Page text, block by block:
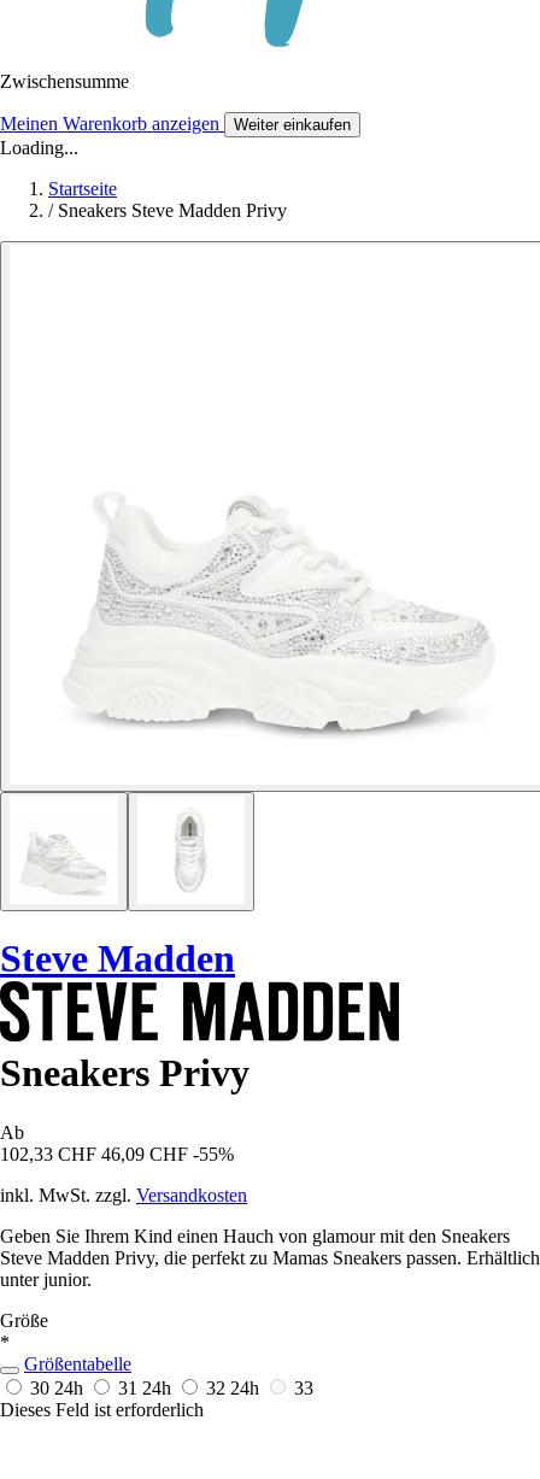
Zwischensumme
Meinen Warenkorb anzeigen Weiter einkaufen
Loading...
Startseite
/ Sneakers Steve Madden Privy
Steve Madden
Sneakers Privy
Ab
102,33 CHF 46,09 CHF -55%
inkl. MwSt. zzgl. Versandkosten
Geben Sie Ihrem Kind einen Hauch von glamour mit den Sneakers
Steve Madden Privy, die perfekt zu Mamas Sneakers passen. Erhältlich
unter junior.
Größe
*
Größentabelle
30 24h 31 24h 32 24h
33
Dieses Feld ist erforderlich